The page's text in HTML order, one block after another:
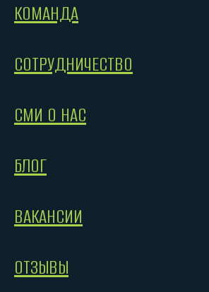
КОМАНДА
СОТРУДНИЧЕСТВО
СМИ О НАС
БЛОГ
ВАКАНСИИ
ОТЗЫВЫ